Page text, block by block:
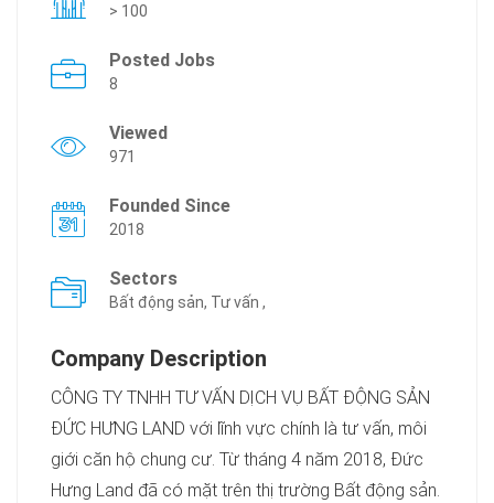
> 100
Posted Jobs
8
Viewed
971
Founded Since
2018
Sectors
Bất động sản, Tư vấn ,
Company Description
CÔNG TY TNHH TƯ VẤN DỊCH VỤ BẤT ĐỘNG SẢN
ĐỨC HƯNG LAND với lĩnh vực chính là tư vấn, môi
giới căn hộ chung cư. Từ tháng 4 năm 2018, Đức
Hưng Land đã có mặt trên thị trường Bất động sản.